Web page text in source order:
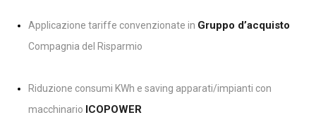
Applicazione tariffe convenzionate in Gruppo d’acquisto
Compagnia del Risparmio
Riduzione consumi KWh e saving apparati/impianti con
macchinario ICOPOWER